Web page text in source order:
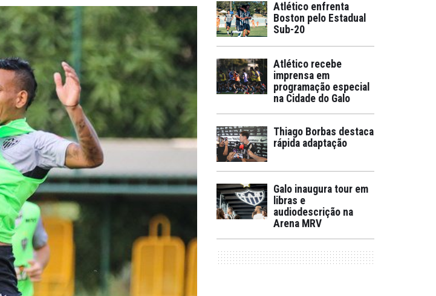
Atlético enfrenta
Boston pelo Estadual
Sub-20
Atlético recebe
imprensa em
programação especial
na Cidade do Galo
Thiago Borbas destaca
rápida adaptação
Galo inaugura tour em
libras e
audiodescrição na
Arena MRV